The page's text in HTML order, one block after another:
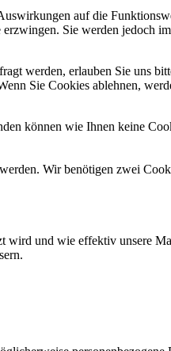
auf die
Sie werden jedoch
werden, erlauben Sie uns
Sie Cookies ablehnen,
können wie Ihnen keine
Wir benötigen zwei
wird und wie effektiv unsere